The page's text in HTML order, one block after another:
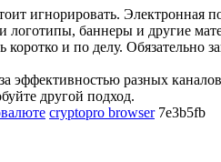
игнорировать. Электронная
логотипы, баннеры и другие
коротко и по делу.
эффективностью разных
другой подход.
cryptopro browser7e3b5fb